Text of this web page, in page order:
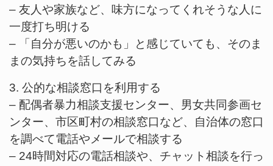
– 友人や家族など、味方になってくれそうな人に
一度打ち明ける
– 「自分が悪いのかも」と感じていても、そのま
まの気持ちを話してみる
3. 公的な相談窓口を利用する
– 配偶者暴力相談支援センター、男女共同参画セ
ンター、市区町村の相談窓口など、自治体の窓口
を調べて電話やメールで相談する
– 24時間対応の電話相談や、チャット相談を行っ